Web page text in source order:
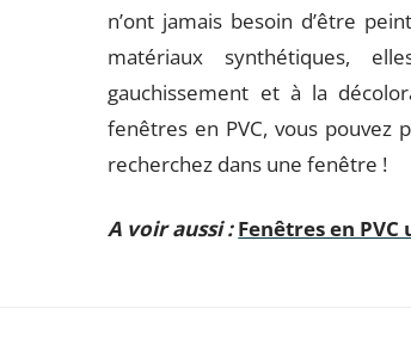
n’ont jamais besoin d’être
matériaux synthétiques,
gauchissement et à la
fenêtres en PVC, vous pouvez
recherchez dans une fenêtre !
A voir aussi : Fenêtres en